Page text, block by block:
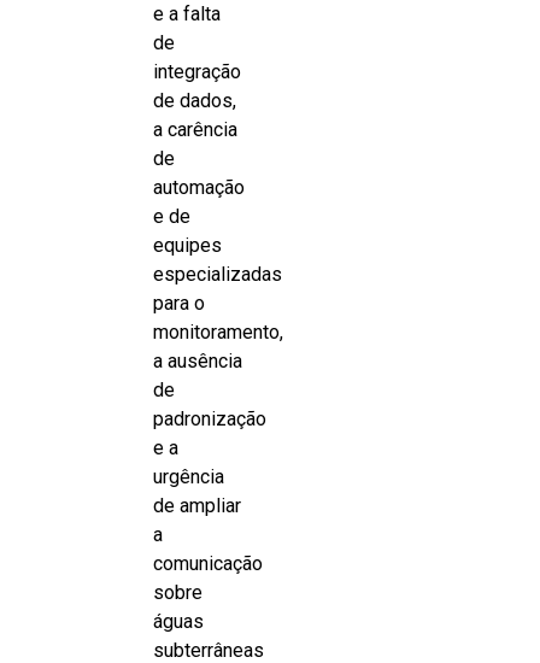
e a falta
de
integração
de dados,
a carência
de
automação
e de
equipes
especializadas
para o
monitoramento,
a ausência
de
padronização
e a
urgência
de ampliar
a
comunicação
sobre
águas
subterrâneas